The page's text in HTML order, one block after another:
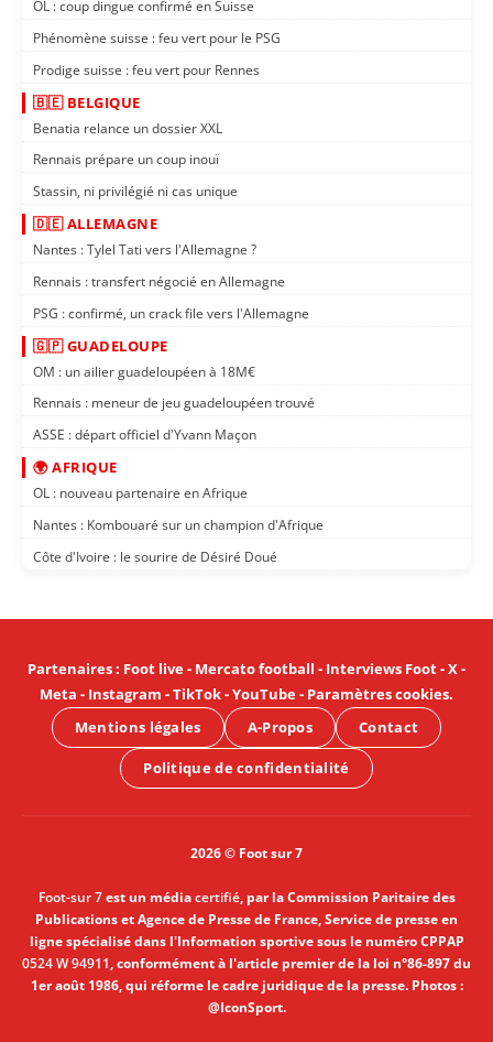
OL : coup dingue confirmé en Suisse
Phénomène suisse : feu vert pour le PSG
Prodige suisse : feu vert pour Rennes
🇧🇪 BELGIQUE
Benatia relance un dossier XXL
Rennais prépare un coup inouï
Stassin, ni privilégié ni cas unique
🇩🇪 ALLEMAGNE
Nantes : Tylel Tati vers l'Allemagne ?
Rennais : transfert négocié en Allemagne
PSG : confirmé, un crack file vers l'Allemagne
🇬🇵 GUADELOUPE
OM : un ailier guadeloupéen à 18M€
Rennais : meneur de jeu guadeloupéen trouvé
ASSE : départ officiel d'Yvann Maçon
🌍 AFRIQUE
OL : nouveau partenaire en Afrique
Nantes : Kombouaré sur un champion d'Afrique
Côte d'Ivoire : le sourire de Désiré Doué
Partenaires: Foot live- Mercato football - Interviews Foot-X-
Meta - Instagram -TikTok-YouTube- Paramètres cookies.
Mentions légales
A-Propos Contact
Politique de confidentialité
2026 © Foot sur 7
Foot-sur 7est un médiacertifié, par la Commission Paritaire des
Publications et Agence de Presse de France, Service de presse en
ligne spécialisé dans l'Information sportive sous le numéro CPPAP
0524 W 94911, conformément à l'article premier de la loi n°86-897 du
1er août 1986, qui réforme le cadre juridique de la presse. Photos :
@IconSport.